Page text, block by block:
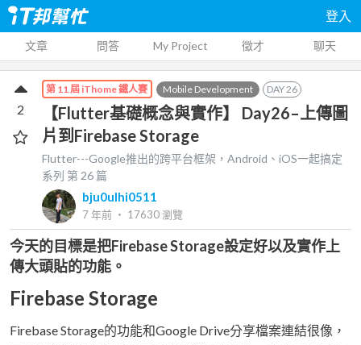
登入
文章 問答 My Project 徵才 聊天
第 11 屆 iThome 鐵人賽 Mobile Development DAY26
【Flutter基礎概念與實作】 Day26–上傳圖
片到Firebase Storage
Flutter---Google推出的跨平台框架，Android、iOS一起搞定
系列 第26 篇
bju0ulhi0511
7 年前 ‧ 17630瀏覽
2
今天的目標是把Firebase Storage設定好以及實作上
傳大頭貼的功能。
Firebase Storage
Firebase Storage的功能和Google Drive分享檔案連結很像，